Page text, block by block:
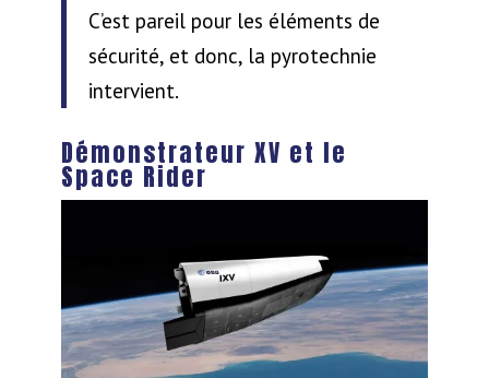
C’est pareil pour les éléments de
sécurité, et donc, la pyrotechnie
intervient.
Démonstrateur XV et le
Space Rider